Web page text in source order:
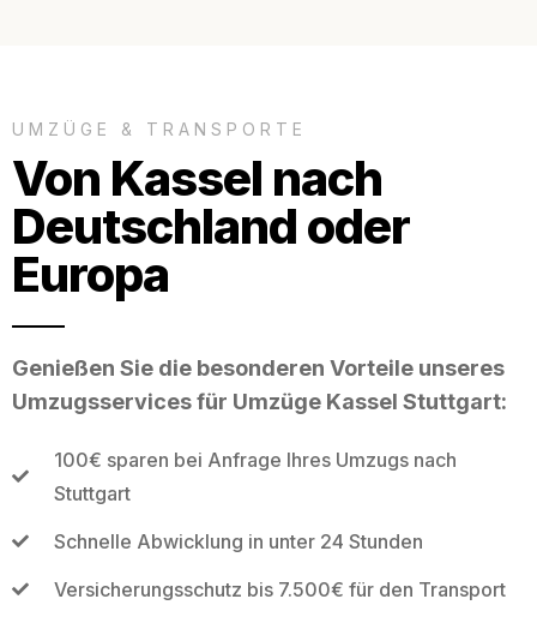
UMZÜGE & TRANSPORTE
Von Kassel nach
Deutschland oder
Europa
Genießen Sie die besonderen Vorteile unseres
Umzugsservices für Umzüge Kassel Stuttgart:
100€ sparen bei Anfrage Ihres Umzugs nach
Stuttgart
Schnelle Abwicklung in unter 24 Stunden
Versicherungsschutz bis 7.500€ für den Transport